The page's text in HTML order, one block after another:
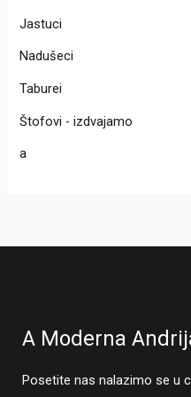
Jastuci
Nadušeci
Taburei
Štofovi - izdvajamo
a
A Moderna
Posetite nas nalazimo se u